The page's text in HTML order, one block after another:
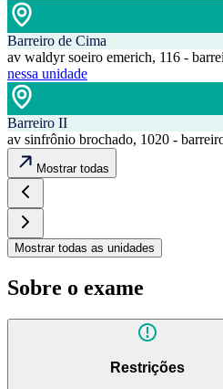
Barreiro de Cima
av waldyr soeiro emerich, 116 -
nessa unidade
Barreiro II
av sinfrônio brochado, 1020 -
Mostrar todas
Mostrar todas as unidades
Sobre o exame
Restrições